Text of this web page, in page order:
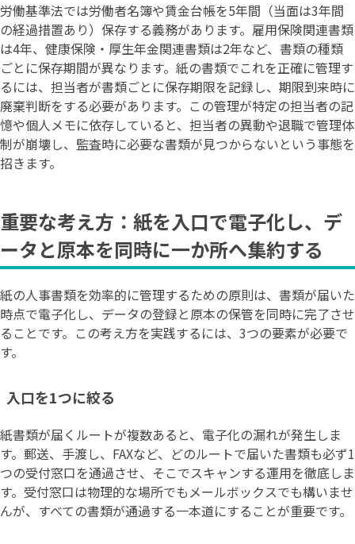
労働基準法では労働者名簿や賃金台帳を5年間（当面は3年間
の経過措置あり）保存する義務があります。雇用保険関連書類
は4年、健康保険・厚生年金関連書類は2年など、書類の種類
ごとに保存期間が異なります。紙の書類でこれを正確に管理す
るには、担当者が書類ごとに保存期限を記録し、期限到来時に
廃棄判断をする必要があります。この管理が特定の担当者の記
憶や個人メモに依存していると、担当者の異動や退職で管理体
制が崩壊し、監査時に必要な書類が見つからないという事態を
招きます。
重要な考え方：紙を入口で電子化し、デ
ータと原本を同時に一か所へ集約する
紙の人事書類を効率的に管理するための原則は、書類が届いた
時点で電子化し、データの登録と原本の保管を同時に完了させ
ることです。この考え方を実践するには、3つの要素が必要で
す。
入口を1つに絞る
紙書類が届くルートが複数あると、電子化の漏れが発生しま
す。郵送、手渡し、FAXなど、どのルートで届いた書類も必ず1
つの受付窓口を通過させ、そこでスキャンする運用を徹底しま
す。受付窓口は物理的な場所でもメールボックスでも構いませ
んが、すべての書類が通過する一本道にすることが重要です。